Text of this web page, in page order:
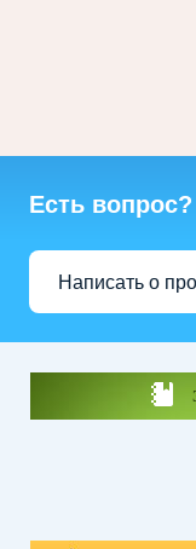
Есть вопрос?
Написать о